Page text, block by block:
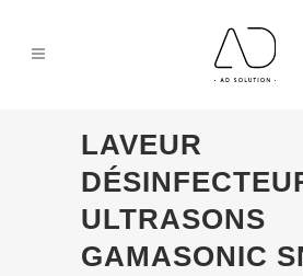
LAVEUR
ULTRASONS
GAMASONIC